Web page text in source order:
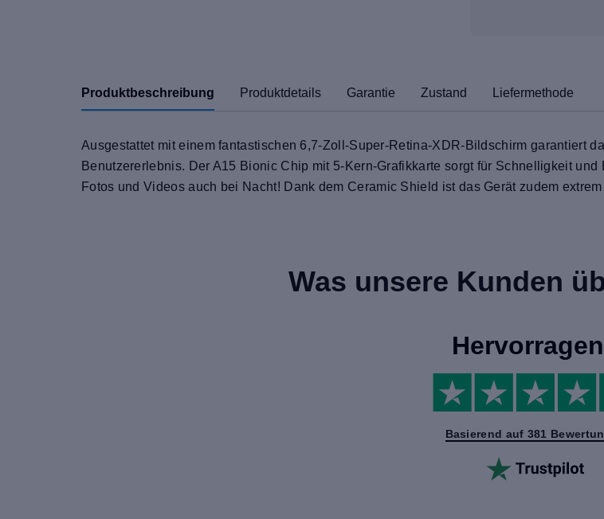
Produktbeschreibung Produktdetails Garantie Zustand Liefermethode
Ausgestattet mit einem fantastischen 6,7-Zoll-Super-Retina-XDR-Bildschirm garantiert
Benutzererlebnis. Der A15 Bionic Chip mit 5-Kern-Grafikkarte sorgt für Schnelligkeit
Fotos und Videos auch bei Nacht! Dank dem Ceramic Shield ist das Gerät zudem
Was unsere Kunden
Basierend auf 381